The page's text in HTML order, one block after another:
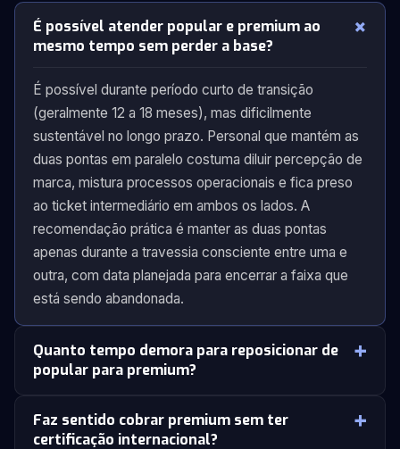
É possível atender popular e premium ao
mesmo tempo sem perder a base?
É possível durante período curto de transição
(geralmente 12 a 18 meses), mas dificilmente
sustentável no longo prazo. Personal que mantém as
duas pontas em paralelo costuma diluir percepção de
marca, mistura processos operacionais e fica preso
ao ticket intermediário em ambos os lados. A
recomendação prática é manter as duas pontas
apenas durante a travessia consciente entre uma e
outra, com data planejada para encerrar a faixa que
está sendo abandonada.
Quanto tempo demora para reposicionar de
popular para premium?
Faz sentido cobrar premium sem ter
certificação internacional?